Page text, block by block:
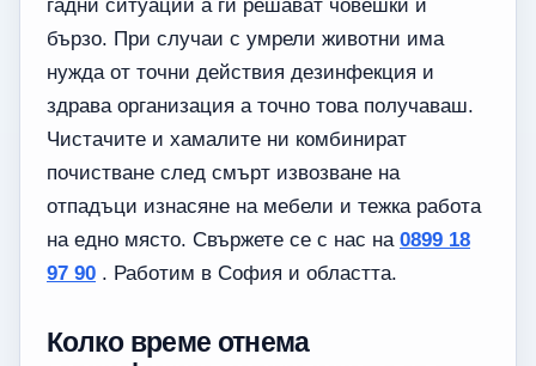
гадни ситуации а ги решават човешки и
бързо. При случаи с умрели животни има
нужда от точни действия дезинфекция и
здрава организация а точно това получаваш.
Чистачите и хамалите ни комбинират
почистване след смърт извозване на
отпадъци изнасяне на мебели и тежка работа
на едно място. Свържете се с нас на 0899 18
97 90 . Работим в София и областта.
Колко време отнема